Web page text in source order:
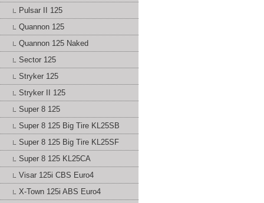
Pulsar II 125
Quannon 125
Quannon 125 Naked
Sector 125
Stryker 125
Stryker II 125
Super 8 125
Super 8 125 Big Tire KL25SB
Super 8 125 Big Tire KL25SF
Super 8 125 KL25CA
Visar 125i CBS Euro4
X-Town 125i ABS Euro4